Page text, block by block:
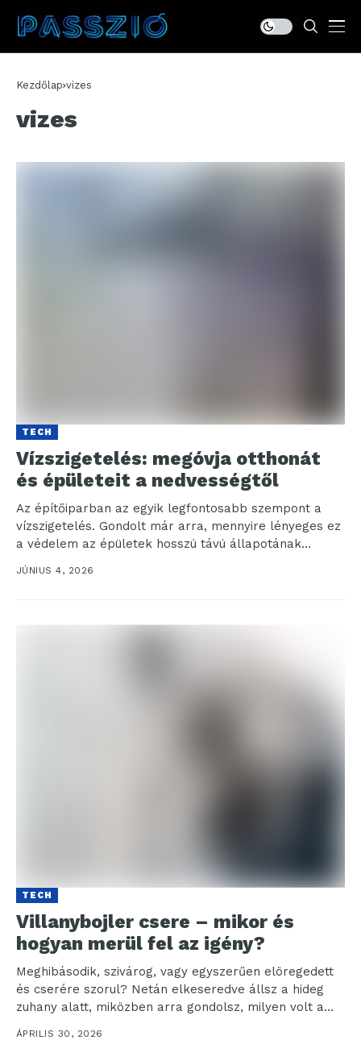
Kezdőlap vizes
vizes
TECH
Vízszigetelés: megóvja otthonát
és épületeit a nedvességtől
Az építőiparban az egyik legfontosabb szempont a
vízszigetelés. Gondolt már arra, mennyire lényeges ez
a védelem az épületek hosszú távú állapotának
megőrzéséhez? A...
JÚNIUS 4, 2026
TECH
Villanybojler csere – mikor és
hogyan merül fel az igény?
Meghibásodik, szivárog, vagy egyszerűen elöregedett
és cserére szorul? Netán elkeseredve állsz a hideg
zuhany alatt, miközben arra gondolsz, milyen volt a
régen megbízhatóan...
ÁPRILIS 30, 2026